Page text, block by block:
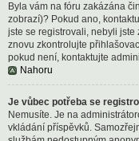
Byla vám na fóru zakázána
zobrazí)? Pokud ano,
jste se registrovali, nebyli
znovu zkontrolujte
pokud není, kontaktujte
Nahoru
Je vůbec potřeba se
Nemusíte. Je na
vkládání příspěvků.